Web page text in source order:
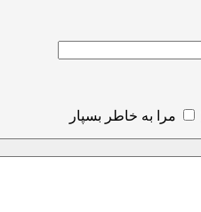
مرا به خاطر بسپار